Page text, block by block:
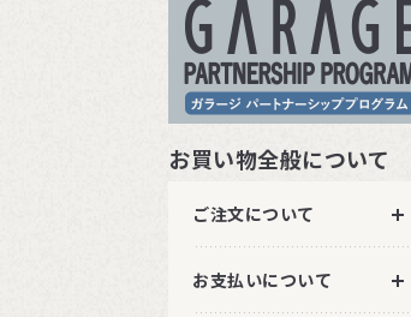
お買い物全般について
ご注文について
お支払いについて